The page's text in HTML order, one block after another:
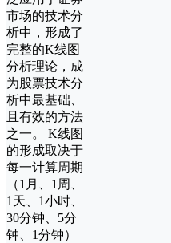
市场的技术分
析中，形成了
完整的K线图
分析理论，成
为股票技术分
析中最基础、
且有效的方法
之一。 K线图
的形成取决于
每一计算周期
（1月、1周、
1天、1小时、
30分钟、5分
钟、1分钟）